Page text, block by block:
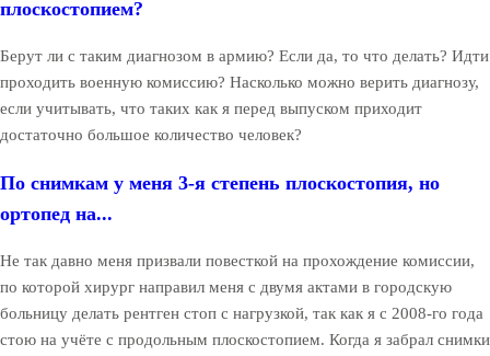
плоскостопием?
Берут ли с таким диагнозом в армию? Если да, то что делать? Идти
проходить военную комиссию? Насколько можно верить диагнозу,
если учитывать, что таких как я перед выпуском приходит
достаточно большое количество человек?
По снимкам у меня 3-я степень плоскостопия, но
ортопед на...
Не так давно меня призвали повесткой на прохождение комиссии,
по которой хирург направил меня с двумя актами в городскую
больницу делать рентген стоп с нагрузкой, так как я с 2008-го года
стою на учёте с продольным плоскостопием. Когда я забрал снимки